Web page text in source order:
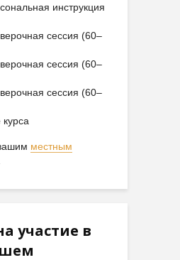
инструкция
сессия (60–
сессия (60–
сессия (60–
местным
участие в